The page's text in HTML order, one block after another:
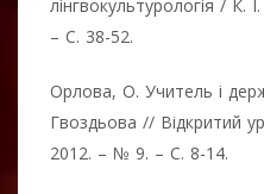
лінгвокультурологія /
– С. 38-52.
Орлова, О. Учитель і
Гвоздьова // Відкритий
2012. – № 9. – С. 8-14.